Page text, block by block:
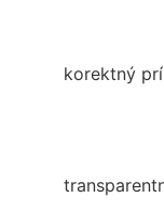
korektný